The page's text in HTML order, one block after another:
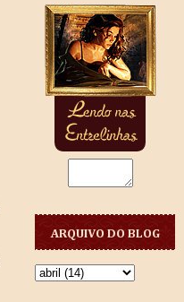
ARQUIVO DO BLOG